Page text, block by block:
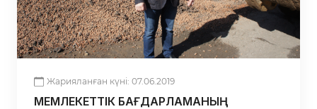
Жарияланған күні: 07.06.2019
МЕМЛЕКЕТТІК БАҒДАРЛАМАНЫҢ